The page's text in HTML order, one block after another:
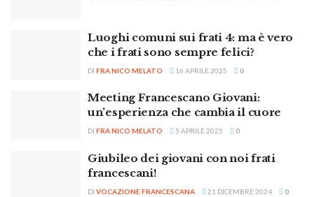
Luoghi comuni sui frati 4: ma è vero
che i frati sono sempre felici?
DI FRA NICO MELATO 16 APRILE 2025 0
Meeting Francescano Giovani:
un’esperienza che cambia il cuore
DI FRA NICO MELATO 5 APRILE 2025 0
Giubileo dei giovani con noi frati
francescani!
DI VOCAZIONE FRANCESCANA 21 DICEMBRE 2024 0